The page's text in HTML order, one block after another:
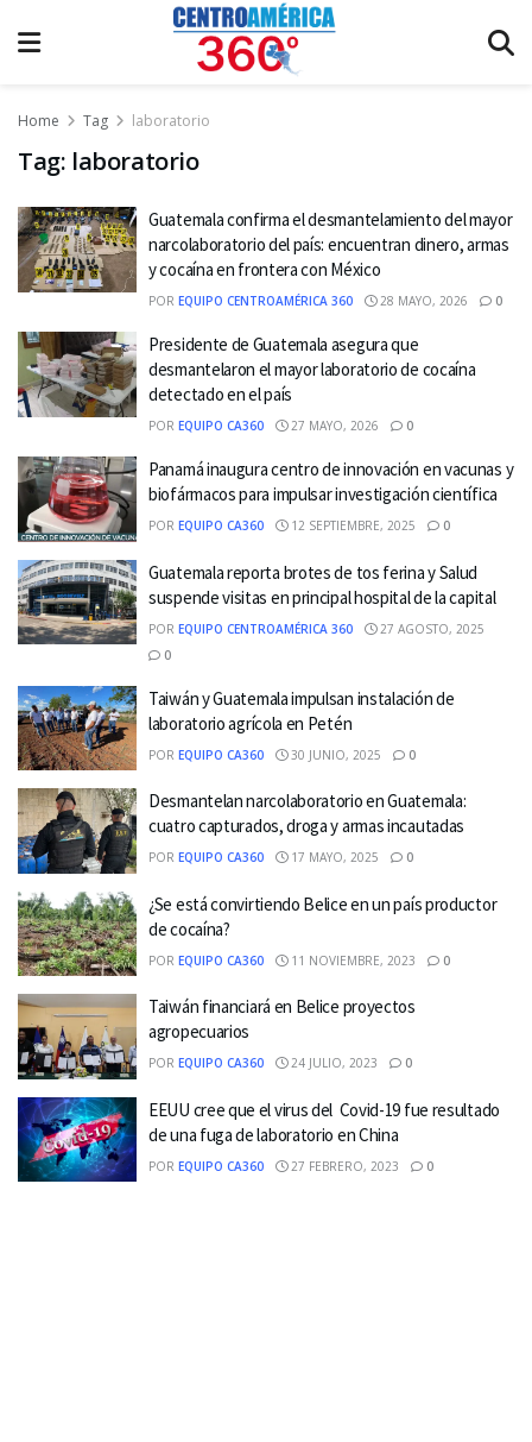
Home Tag laboratorio
Tag: laboratorio
Guatemala confirma el desmantelamiento del mayor
narcolaboratorio del país: encuentran dinero, armas
y cocaína en frontera con México
POR EQUIPO CENTROAMÉRICA 360 28 MAYO, 2026 0
Presidente de Guatemala asegura que
desmantelaron el mayor laboratorio de cocaína
detectado en el país
POR EQUIPO CA360 27 MAYO, 2026 0
Panamá inaugura centro de innovación en vacunas y
biofármacos para impulsar investigación científica
POR EQUIPO CA360 12 SEPTIEMBRE, 2025 0
Guatemala reporta brotes de tos ferina y Salud
suspende visitas en principal hospital de la capital
POR EQUIPO CENTROAMÉRICA 360
27 AGOSTO, 2025
0
Taiwán y Guatemala impulsan instalación de
laboratorio agrícola en Petén
POR EQUIPO CA360 30 JUNIO, 2025 0
Desmantelan narcolaboratorio en Guatemala:
cuatro capturados, droga y armas incautadas
POR EQUIPO CA360 17 MAYO, 2025 0
¿Se está convirtiendo Belice en un país productor
de cocaína?
POR EQUIPO CA360 11 NOVIEMBRE, 2023 0
Taiwán financiará en Belice proyectos
agropecuarios
POR EQUIPO CA360 24 JULIO, 2023 0
EEUU cree que el virus del Covid-19 fue resultado
de una fuga de laboratorio en China
POR EQUIPO CA360 27 FEBRERO, 2023 0